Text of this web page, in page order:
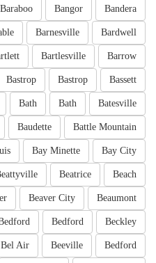
Bandera
Bangor
Baraboo
Bardwell
Barnesville
Barrow
Bartlesville
Bassett
Bastrop
Bastrop
Batesville
Bath
Bath
Battle Mountain
Baudette
Bay City
Bay Minette
Beach
Beatrice
Beaumont
Beaver City
Beckley
Bedford
Bedford
Beeville
Bel Air